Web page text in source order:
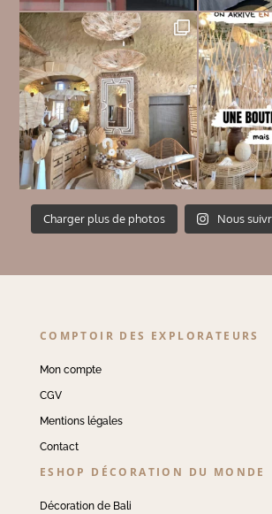
Charger plus de photos Nous
COMPTOIR DES EXPLORATEURS
Mon compte
CGV
Mentions légales
Contact
ESHOP DÉCORATION DU MONDE
Décoration de Bali